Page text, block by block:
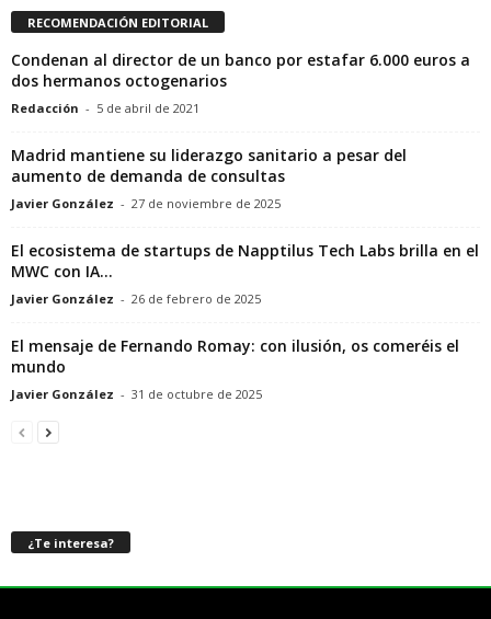
RECOMENDACIÓN EDITORIAL
Condenan al director de un banco por estafar 6.000 euros a
dos hermanos octogenarios
Redacción - 5 de abril de 2021
Madrid mantiene su liderazgo sanitario a pesar del
aumento de demanda de consultas
Javier González - 27 de noviembre de 2025
El ecosistema de startups de Napptilus Tech Labs brilla en el
MWC con IA...
Javier González - 26 de febrero de 2025
El mensaje de Fernando Romay: con ilusión, os comeréis el
mundo
Javier González - 31 de octubre de 2025
¿Te interesa?